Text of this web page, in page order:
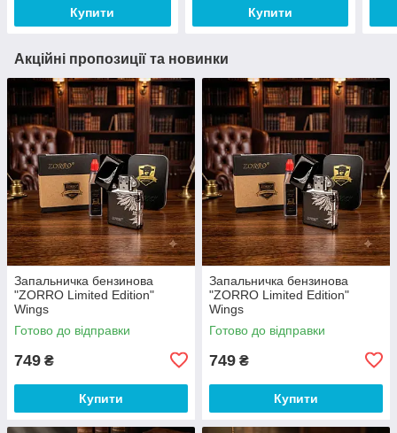
Купити Купити
Акційні пропозиції та новинки
Запальничка бензинова
"ZORRO Limited Edition"
Wings
Готово до відправки
749 ₴
Купити
Запальничка бензинова
"ZORRO Limited Edition"
Wings
Готово до відправки
749 ₴
Купити